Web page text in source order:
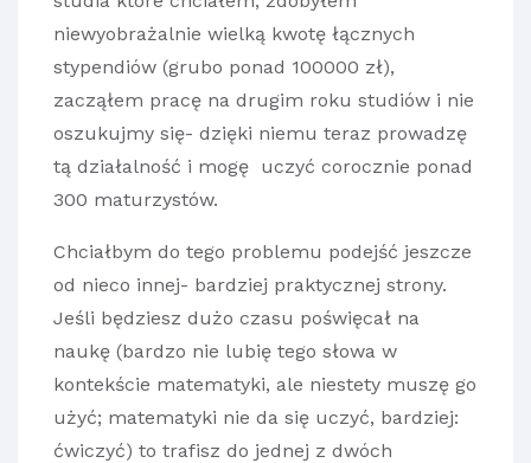
niewyobrażalnie wielką kwotę łącznych
stypendiów (grubo ponad 100000 zł),
zacząłem pracę na drugim roku studiów i nie
oszukujmy się- dzięki niemu teraz prowadzę
tą działalność i mogę uczyć corocznie ponad
300 maturzystów.
Chciałbym do tego problemu podejść jeszcze
od nieco innej- bardziej praktycznej strony.
Jeśli będziesz dużo czasu poświęcał na
naukę (bardzo nie lubię tego słowa w
kontekście matematyki, ale niestety muszę go
użyć; matematyki nie da się uczyć, bardziej:
ćwiczyć) to trafisz do jednej z dwóch